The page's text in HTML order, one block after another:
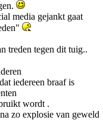
media gejankt gaat
treden tegen dit tuig..
iedereen braaf is
wordt .
zo explosie van geweld